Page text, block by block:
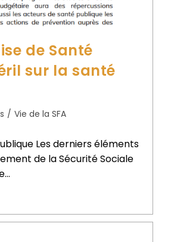
de Santé
sur la santé
/ Vie de la SFA
Les derniers éléments
de la Sécurité Sociale